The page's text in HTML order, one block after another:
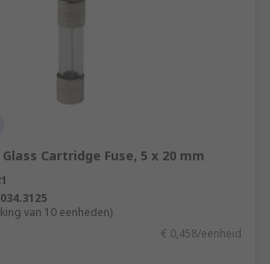
Cartridge Fuse, 5 x 20 mm
van 10 eenheden)
€ 0,458/eenheid